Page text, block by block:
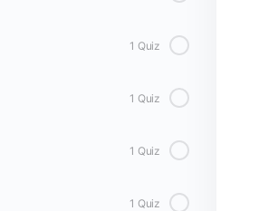
1 Quiz
1 Quiz
1 Quiz
1 Quiz